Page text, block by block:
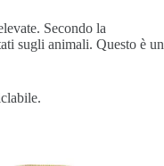
Secondo la
sugli animali. Questo è un